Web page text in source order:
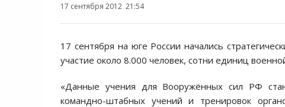
17 сентября 2012 21:54
17 сентября на юге России начались
участие около 8.000 человек, сотни единиц
«Данные учения для Вооружённых сил РФ
командно-штабных учений и тренировок